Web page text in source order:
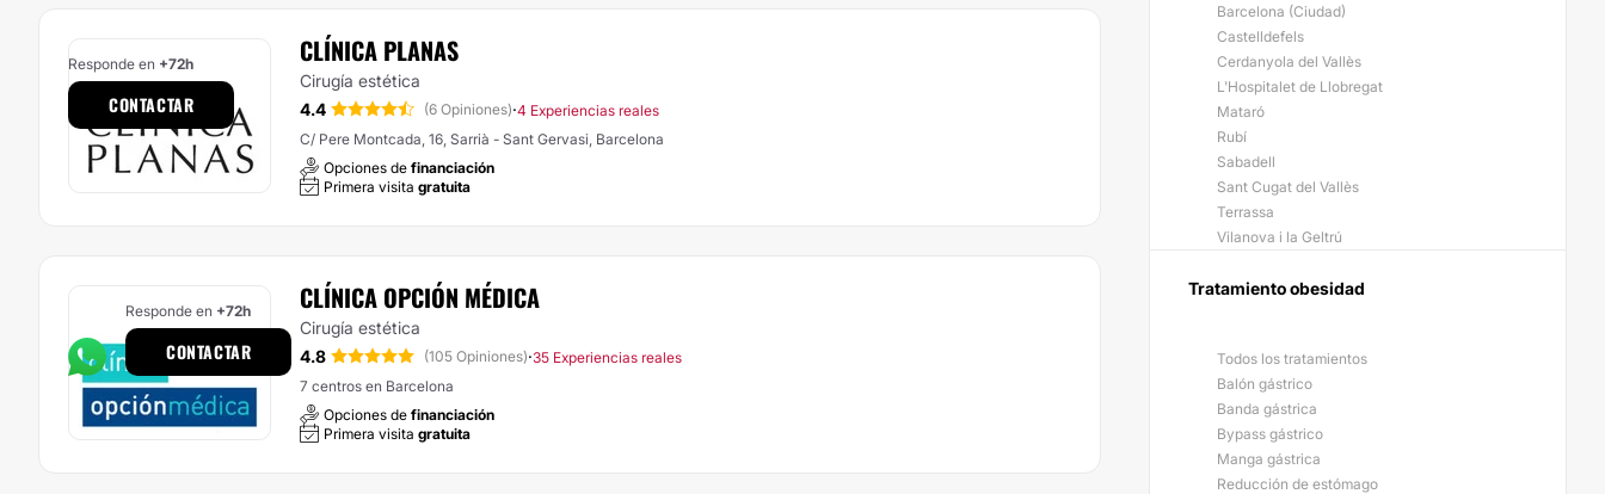
CLÍNICA PLANAS
Cirugía estética
4.4
(6 Opiniones)·4 Experiencias reales
C/ Pere Montcada, 16, Sarrià - Sant Gervasi, Barcelona
Opciones de financiación
Primera visita gratuita
Responde en +72h
CONTACTAR
CLÍNICA OPCIÓN MÉDICA
Cirugía estética
4.8
(105 Opiniones)·35 Experiencias reales
7 centros en Barcelona
Opciones de financiación
Primera visita gratuita
Responde en +72h
CONTACTAR
Barcelona (Ciudad)
Castelldefels
Cerdanyola del Vallès
L'Hospitalet de Llobregat
Mataró
Rubí
Sabadell
Sant Cugat del Vallès
Terrassa
Vilanova i la Geltrú
Tratamiento obesidad
Todos los tratamientos
Balón gástrico
Banda gástrica
Bypass gástrico
Manga gástrica
Reducción de estómago